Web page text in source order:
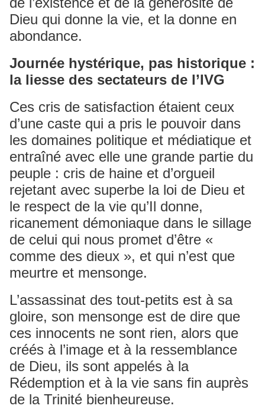
Dieu qui donne la vie, et la donne en
abondance.
Journée hystérique, pas historique :
la liesse des sectateurs de l’IVG
Ces cris de satisfaction étaient ceux
d’une caste qui a pris le pouvoir dans
les domaines politique et médiatique et
entraîné avec elle une grande partie du
peuple : cris de haine et d’orgueil
rejetant avec superbe la loi de Dieu et
le respect de la vie qu’Il donne,
ricanement démoniaque dans le sillage
de celui qui nous promet d’être «
comme des dieux », et qui n’est que
meurtre et mensonge.
L’assassinat des tout-petits est à sa
gloire, son mensonge est de dire que
ces innocents ne sont rien, alors que
créés à l’image et à la ressemblance
de Dieu, ils sont appelés à la
Rédemption et à la vie sans fin auprès
de la Trinité bienheureuse.